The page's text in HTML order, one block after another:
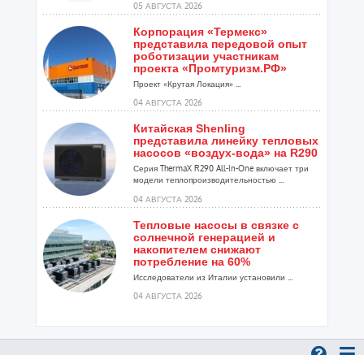
05 АВГУСТА 2026
Корпорация «Термекс»
представила передовой опыт
роботизации участникам
проекта «Промтуризм.РФ»
Проект «Крутая Локация» ...
04 АВГУСТА 2026
Китайская Shenling
представила линейку тепловых
насосов «воздух-вода» на R290
Серия ThermaX R290 All-In-One включает три
модели теплопроизводительностью ...
04 АВГУСТА 2026
Тепловые насосы в связке с
солнечной генерацией и
накопителем снижают
потребление на 60%
Исследователи из Италии установили ...
04 АВГУСТА 2026